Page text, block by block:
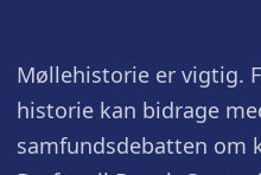
Møllehistorie er vigtig.
historie kan bidrage
samfundsdebatten om